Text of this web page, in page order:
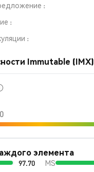
Immutable (IMX)
элемента
97.70 MS